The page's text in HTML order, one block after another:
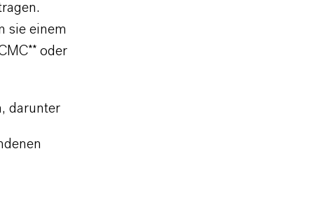
sie einem
oder
darunter